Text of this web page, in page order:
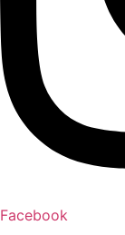
Facebook